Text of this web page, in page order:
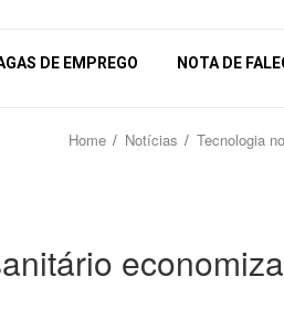
DE EMPREGO NOTA DE
Home Notícias Tecnologia